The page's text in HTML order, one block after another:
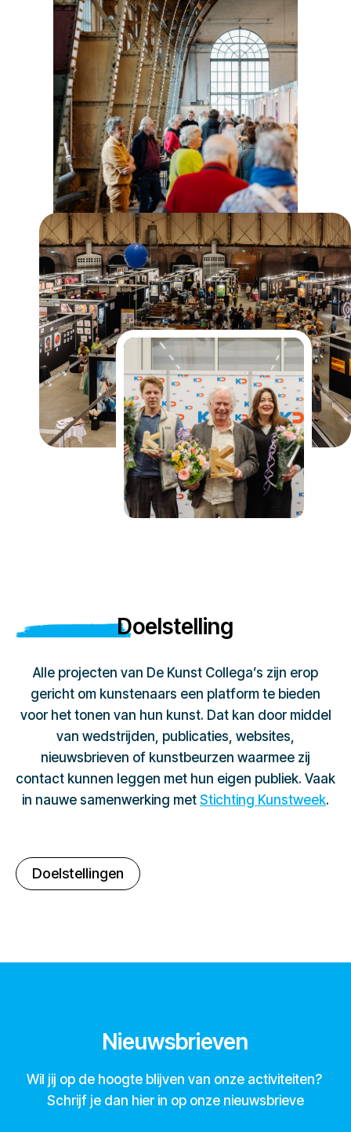
Doelstelling
Alle projecten van De Kunst Collega’s zijn erop
gericht om kunstenaars een platform te bieden
voor het tonen van hun kunst. Dat kan door middel
van wedstrijden, publicaties, websites,
nieuwsbrieven of kunstbeurzen waarmee zij
contact kunnen leggen met hun eigen publiek. Vaak
in nauwe samenwerking met Stichting Kunstweek.
Doelstellingen
Nieuwsbrieven
Wil jij op de hoogte blijven van onze activiteiten?
Schrijf je dan hier in op onze nieuwsbrieve